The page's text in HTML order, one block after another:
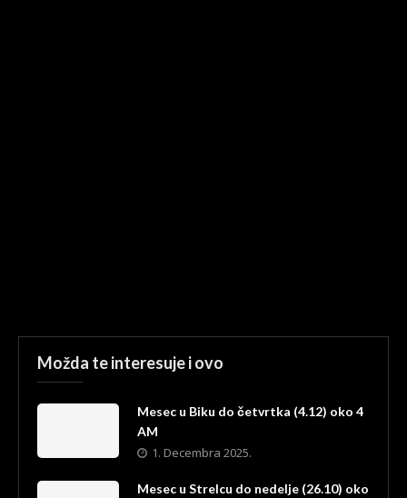
Možda te interesuje i ovo
Mesec u Biku do četvrtka (4.12) oko 4
AM
1. Decembra 2025.
Mesec u Strelcu do nedelje (26.10) oko